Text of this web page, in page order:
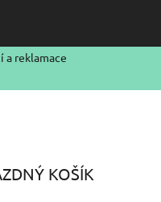
a reklamace
KOŠÍK